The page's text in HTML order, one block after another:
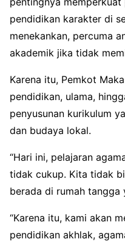
pendidikan karakter di
menekankan, percuma
akademik jika tidak
Karena itu, Pemkot
pendidikan, ulama,
penyusunan kurikulum
dan budaya lokal.
“Hari ini, pelajaran
tidak cukup. Kita tidak
berada di rumah tangga
“Karena itu, kami akan
pendidikan akhlak,